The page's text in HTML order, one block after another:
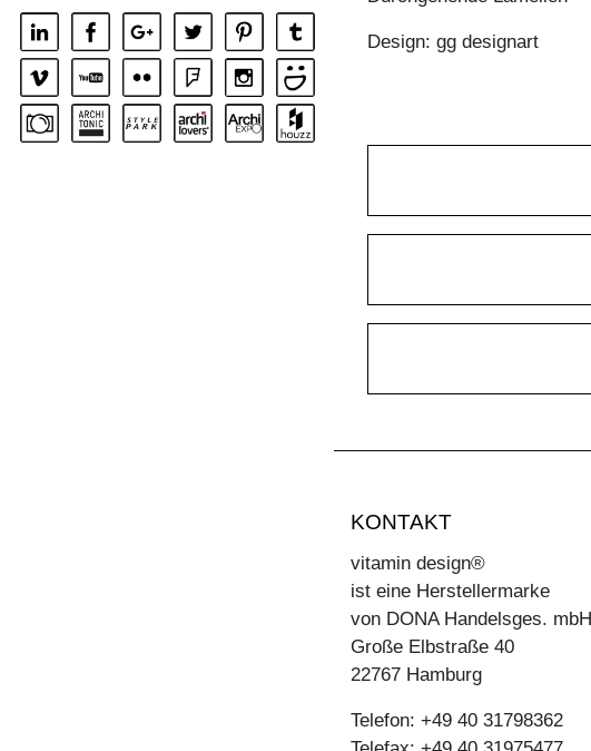
Design: gg designart
KONTAKT
vitamin design®
ist eine Herstellermarke
von DONA Handelsges. mbH
Große Elbstraße 40
22767 Hamburg
Telefon: +49 40 31798362